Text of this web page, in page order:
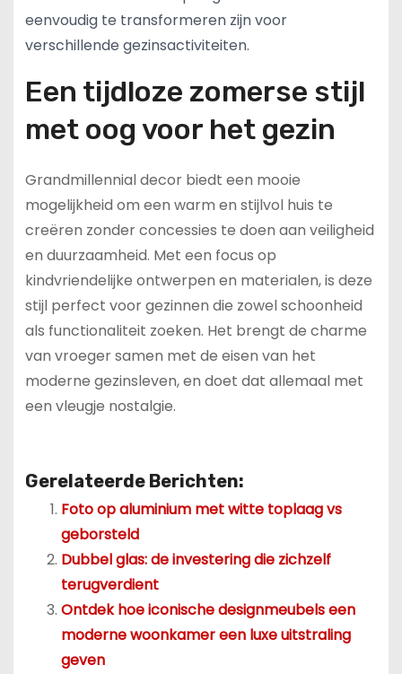
eenvoudig te transformeren zijn voor
verschillende gezinsactiviteiten.
Een tijdloze zomerse stijl
met oog voor het gezin
Grandmillennial decor biedt een mooie
mogelijkheid om een warm en stijlvol huis te
creëren zonder concessies te doen aan veiligheid
en duurzaamheid. Met een focus op
kindvriendelijke ontwerpen en materialen, is deze
stijl perfect voor gezinnen die zowel schoonheid
als functionaliteit zoeken. Het brengt de charme
van vroeger samen met de eisen van het
moderne gezinsleven, en doet dat allemaal met
een vleugje nostalgie.
Gerelateerde Berichten:
Foto op aluminium met witte toplaag vs
geborsteld
Dubbel glas: de investering die zichzelf
terugverdient
Ontdek hoe iconische designmeubels een
moderne woonkamer een luxe uitstraling
geven